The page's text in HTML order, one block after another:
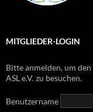
MITGLIEDER-LOGIN
Bitte anmelden, um
ASL e.V. zu besuchen.
Benutzername